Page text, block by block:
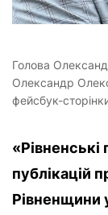
Голова
Олександр
фейсбук-
публікацій
Рівненщини